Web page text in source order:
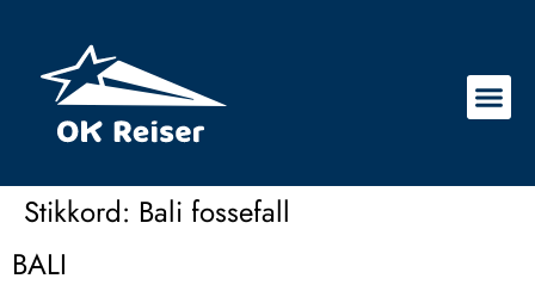
Stikkord: Bali fossefall
BALI